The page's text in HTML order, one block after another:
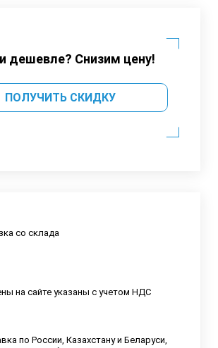
дешевле? Снизим цену!
ПОЛУЧИТЬ СКИДКУ
со склада
на сайте указаны с учетом НДС
по России, Казахстану и Беларуси,